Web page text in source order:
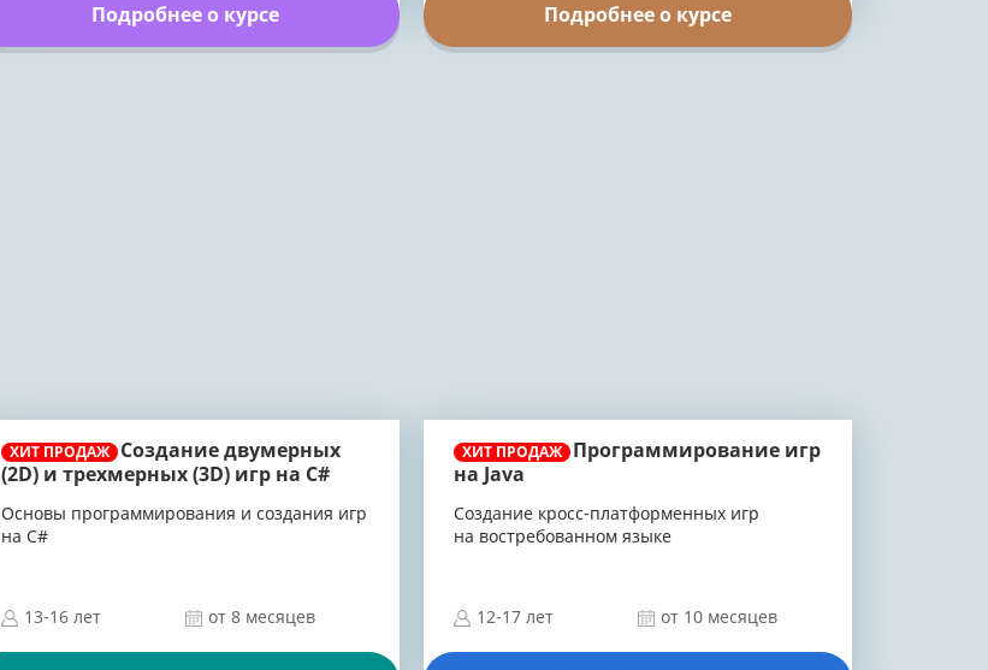
Подробнее о курсе Подробнее о курсе
ХИТ ПРОДАЖ Создание двумерных
(2D) и трехмерных (3D) игр на C#
Основы программирования и создания игр
на C#
13-16 лет от 8 месяцев
ХИТ ПРОДАЖ Программирование игр
на Java
Создание кросс-платформенных игр
на востребованном языке
12-17 лет от 10 месяцев